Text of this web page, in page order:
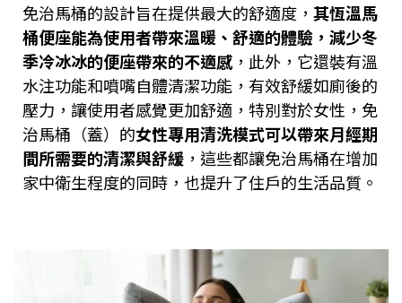
免治馬桶的設計旨在提供最大的舒適度， 其恆溫馬
桶便座能為使用者帶來溫暖、舒適的體驗，減少冬
季冷冰冰的便座帶來的不適感，此外，它還裝有溫
水注功能和噴嘴自體清潔功能，有效舒緩如廁後的
壓力，讓使用者感覺更加舒適，特別對於女性，免
治馬桶（蓋）的女性專用清洗模式可以帶來月經期
間所需要的清潔與舒緩 ，這些都讓免治馬桶在增加
家中衛生程度的同時，也提升了住戶的生活品質。